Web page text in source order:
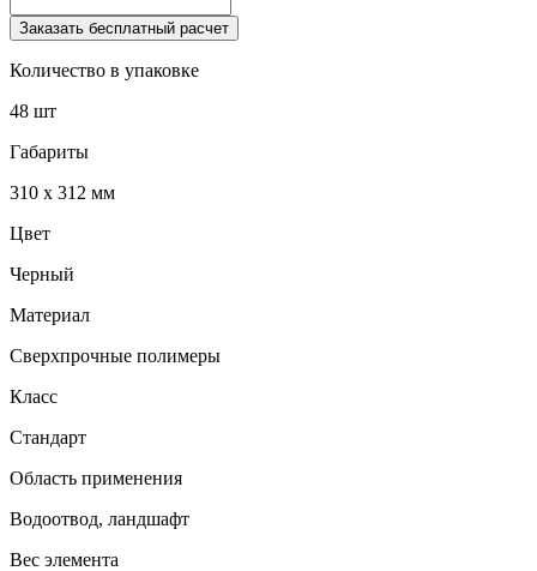
Заказать бесплатный расчет
Количество в упаковке
48 шт
Габариты
310 x 312 мм
Цвет
Черный
Материал
Сверхпрочные полимеры
Класс
Стандарт
Область применения
Водоотвод, ландшафт
Вес элемента